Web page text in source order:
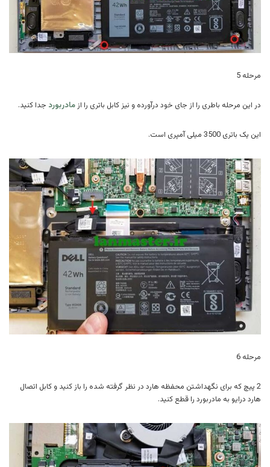
مرحله 5
در این مرحله باطری را از جای خود درآورده و نیز کابل باتری را از مادربورد جدا کنید.
این یک باتری 3500 میلی آمپری است.
مرحله 6
2 پیچ که برای نگهداشتن محفظه هارد در نظر گرفته شده را باز کنید و کابل اتصال
هارد درایو به مادربورد را قطع کنید.